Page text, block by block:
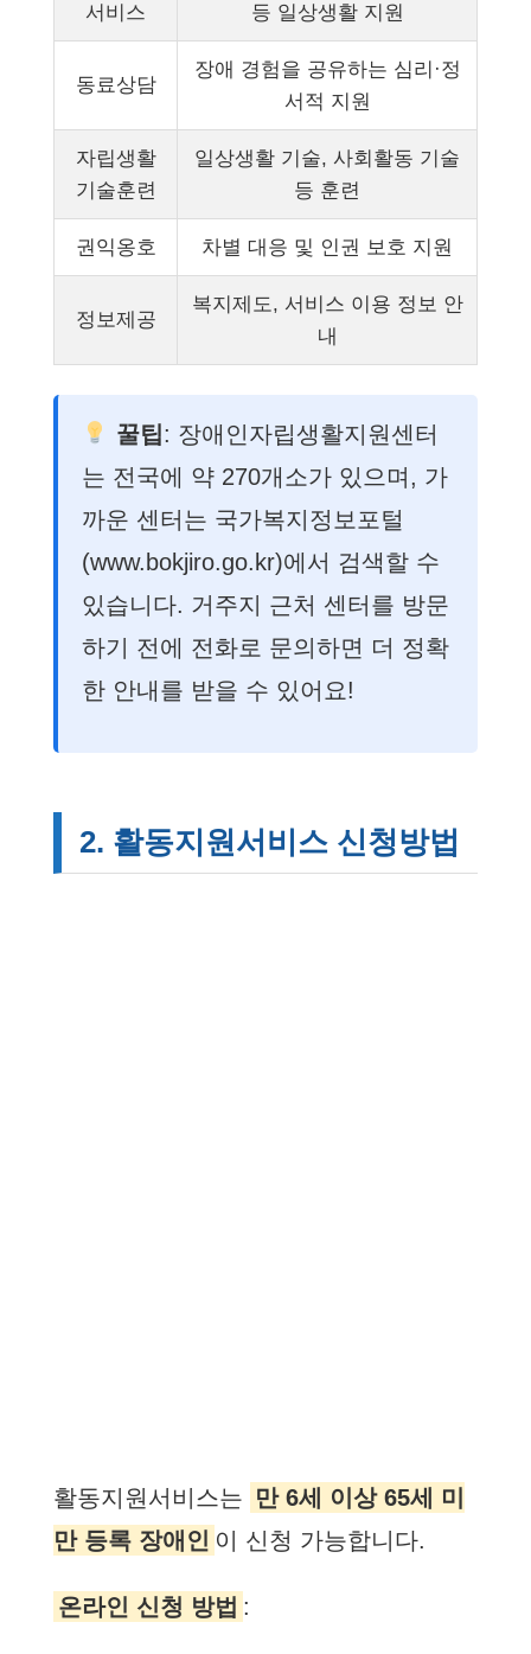
서비스
등 일상생활 지원
동료상담
장애 경험을 공유하는 심리·정
서적 지원
자립생활
기술훈련
일상생활 기술, 사회활동 기술
등 훈련
권익옹호 차별 대응 및 인권 보호 지원
정보제공
복지제도, 서비스 이용 정보 안
내
꿀팁: 장애인자립생활지원센터
는 전국에 약 270개소가 있으며, 가
까운 센터는 국가복지정보포털
(www.bokjiro.go.kr)에서 검색할 수
있습니다. 거주지 근처 센터를 방문
하기 전에 전화로 문의하면 더 정확
한 안내를 받을 수 있어요!
2. 활동지원서비스 신청방법
활동지원서비스는 만 6세 이상 65세 미
만 등록 장애인 이 신청 가능합니다.
온라인 신청 방법 :